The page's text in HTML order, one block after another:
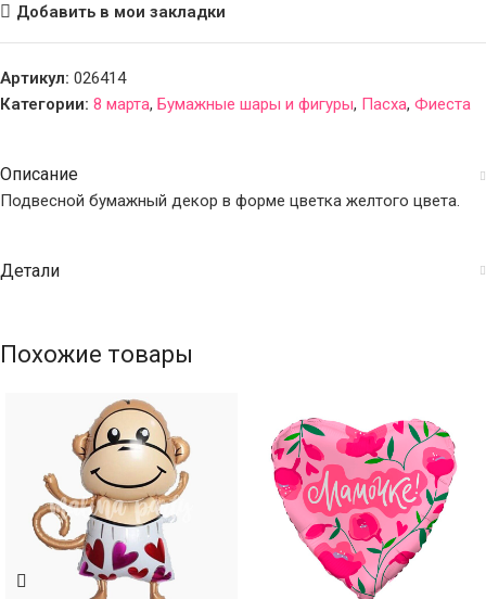
Добавить в мои закладки
Артикул: 026414
Категории: 8 марта, Бумажные шары и фигуры, Пасха, Фиеста
Описание
Подвесной бумажный декор в форме цветка желтого цвета.
Детали
Похожие товары